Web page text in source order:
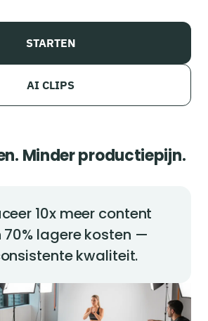
STARTEN
AI CLIPS
Minder productiepijn.
10x meer content
70% lagere kosten —
kwaliteit.